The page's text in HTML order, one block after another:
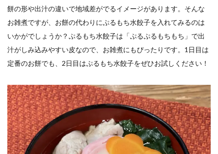
餅の形や出汁の違いで地域差がでるイメージがあります。そんな
お雑煮ですが、お餅の代わりにぷるもち水餃子を入れてみるのは
いかがでしょうか？ぷるもち水餃子は「ぷるぷるもちもち」で出
汁がしみ込みやすい皮なので、お雑煮にもぴったりです。1日目は
定番のお餅でも、2日目はぷるもち水餃子をぜひお試しください！